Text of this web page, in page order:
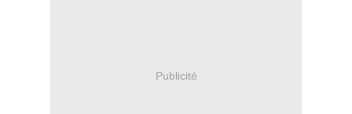
Publicité